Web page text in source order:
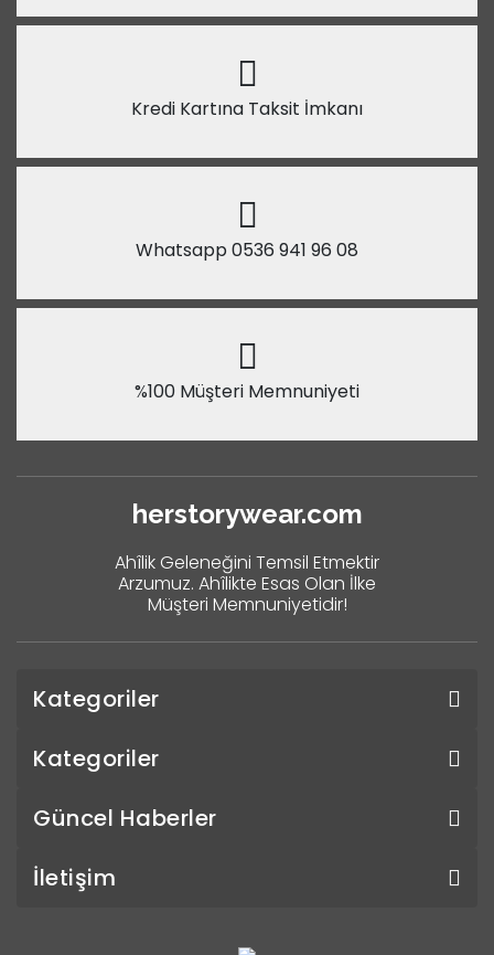
Kredi Kartına Taksit İmkanı
Whatsapp 0536 941 96 08
%100 Müşteri Memnuniyeti
herstorywear.com
Ahîlik Geleneğini Temsil Etmektir
Arzumuz. Ahîlikte Esas Olan İlke
Müşteri Memnuniyetidir!
Kategoriler
Kategoriler
Güncel Haberler
İletişim